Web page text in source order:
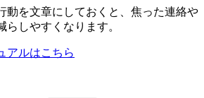
動を文章にしておくと、焦った連絡や
しやすくなります。
アルはこちら